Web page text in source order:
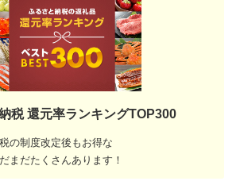
税 還元率ランキングTOP300
の制度改定後もお得な
まだたくさんあります！